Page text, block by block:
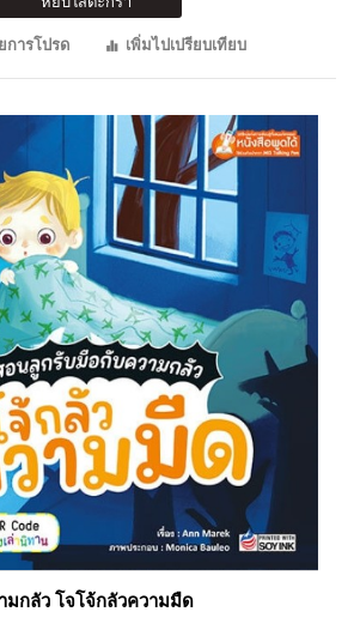
การโปรด
เพิ่มไปเปรียบเทียบ
กลัว โจโจ้กลัวความมืด